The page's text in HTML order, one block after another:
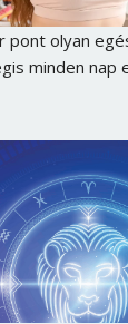
pont olyan
minden nap